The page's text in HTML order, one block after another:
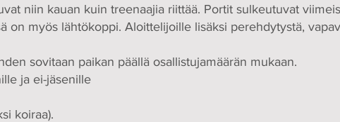
niin kauan kuin treenaajia riittää. Portit sulkeutuvat
on myös lähtökoppi. Aloittelijoille lisäksi perehdytystä,
sovitaan paikan päällä osallistujamäärän mukaan.
ja ei-jäsenille
koiraa).